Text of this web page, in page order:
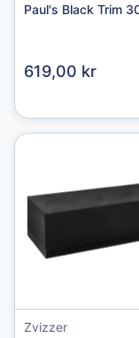
Paul's Black Trim
619,00 kr
Zvizzer